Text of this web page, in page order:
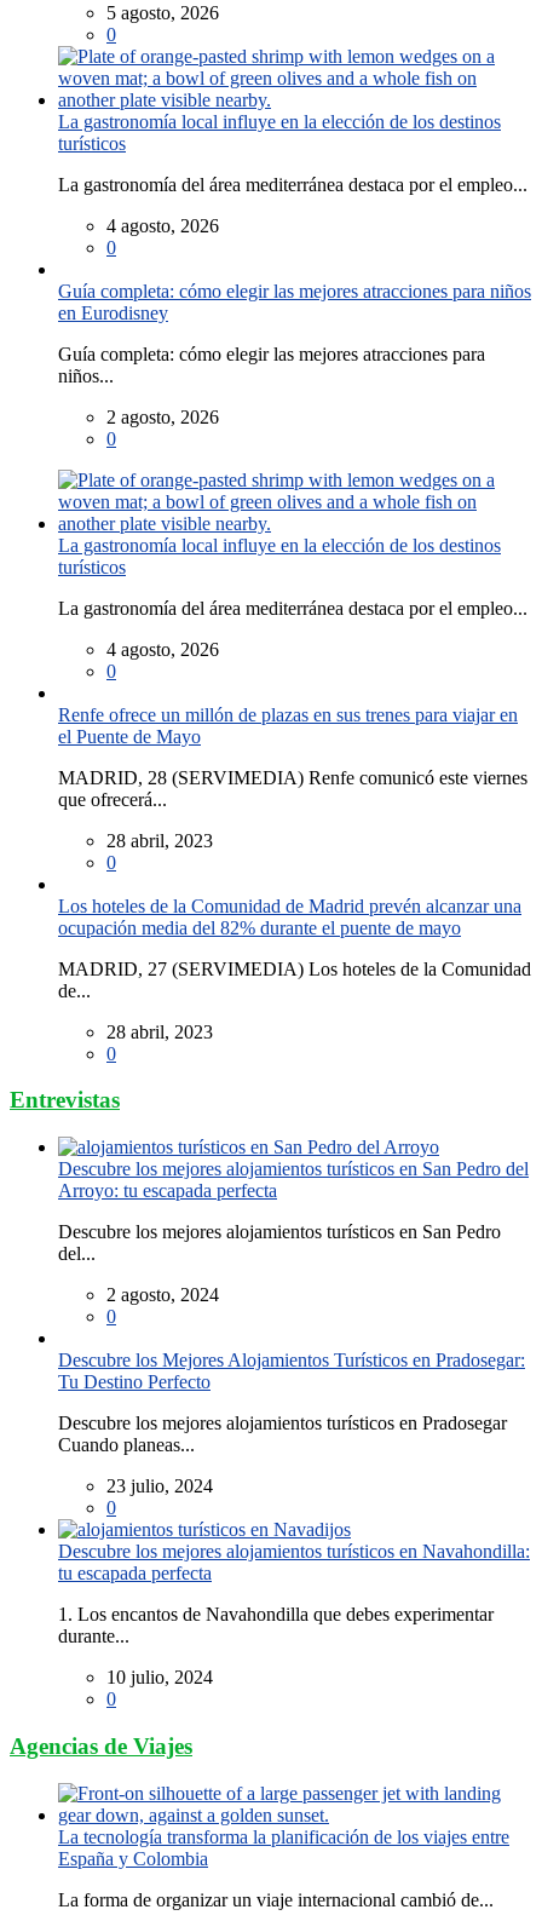
5 agosto, 2026
0
La gastronomía local influye en la elección de los destinos
turísticos
La gastronomía del área mediterránea destaca por el empleo...
4 agosto, 2026
0
Guía completa: cómo elegir las mejores atracciones para niños
en Eurodisney
Guía completa: cómo elegir las mejores atracciones para
niños...
2 agosto, 2026
0
La gastronomía local influye en la elección de los destinos
turísticos
La gastronomía del área mediterránea destaca por el empleo...
4 agosto, 2026
0
Renfe ofrece un millón de plazas en sus trenes para viajar en
el Puente de Mayo
MADRID, 28 (SERVIMEDIA) Renfe comunicó este viernes
que ofrecerá...
28 abril, 2023
0
Los hoteles de la Comunidad de Madrid prevén alcanzar una
ocupación media del 82% durante el puente de mayo
MADRID, 27 (SERVIMEDIA) Los hoteles de la Comunidad
de...
28 abril, 2023
0
Entrevistas
Descubre los mejores alojamientos turísticos en San Pedro del
Arroyo: tu escapada perfecta
Descubre los mejores alojamientos turísticos en San Pedro
del...
2 agosto, 2024
0
Descubre los Mejores Alojamientos Turísticos en Pradosegar:
Tu Destino Perfecto
Descubre los mejores alojamientos turísticos en Pradosegar
Cuando planeas...
23 julio, 2024
0
Descubre los mejores alojamientos turísticos en Navahondilla:
tu escapada perfecta
1. Los encantos de Navahondilla que debes experimentar
durante...
10 julio, 2024
0
Agencias de Viajes
La tecnología transforma la planificación de los viajes entre
España y Colombia
La forma de organizar un viaje internacional cambió de...